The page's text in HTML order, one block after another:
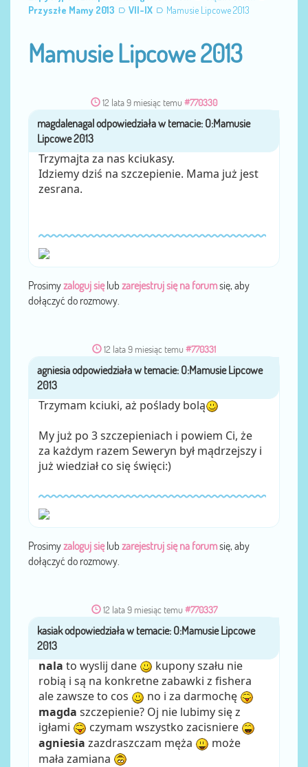
Przyszłe Mamy 2013
VII-IX Mamusie Lipcowe 2013
Mamusie Lipcowe 2013
12 lata 9 miesiąc temu #770330
przezmagdalenagal
Trzymajta za nas kciukasy.
Idziemy dziś na szczepienie. Mama już jest
zesrana.
Prosimyzaloguj sięlub zarejestruj się na forumsię, aby
dołączyć do rozmowy.
12 lata 9 miesiąc temu #770331
przez agniesia
Trzymam kciuki, aż poślady bolą
My już po 3 szczepieniach i powiem Ci, że
za każdym razem Seweryn był mądrzejszy i
już wiedział co się święci:)
Prosimyzaloguj sięlub zarejestruj się na forumsię, aby
dołączyć do rozmowy.
12 lata 9 miesiąc temu #770337
przezkasiak
nala to wyslij dane
kupony szału nie
robią i są na konkretne zabawki z fishera
ale zawsze to cos
no i za darmochę
magda szczepienie? Oj nie lubimy się z
igłami
czymam wszystko zacisniere
agniesia zazdraszczam męża
może
mała zamiana